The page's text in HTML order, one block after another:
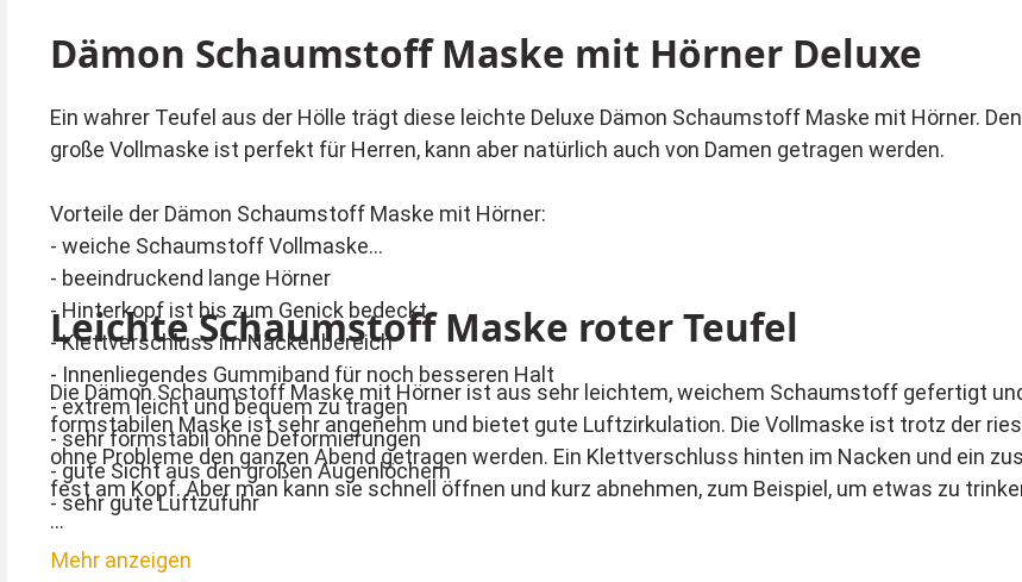
Dämon Schaumstoff Maske mit Hörner Deluxe
Ein wahrer Teufel aus der Hölle trägt diese leichte Deluxe Dämon Schaumstoff Maske mit Hörner.
große Vollmaske ist perfekt für Herren, kann aber natürlich auch von Damen getragen werden.
Vorteile der Dämon Schaumstoff Maske mit Hörner:
- weiche Schaumstoff Vollmaske
- beeindruckend lange Hörner
- Hinterkopf ist bis zum Genick bedeckt
- Klettverschluss im Nackenbereich
- Innenliegendes Gummiband für noch besseren Halt
- extrem leicht und bequem zu tragen
- sehr formstabil ohne Deformierungen
- gute Sicht aus den großen Augenlöchern
- sehr gute Luftzufuhr
Leichte Schaumstoff Maske roter Teufel
Die Dämon Schaumstoff Maske mit Hörner ist aus sehr leichtem, weichem Schaumstoff gefertigt
formstabilen Maske ist sehr angenehm und bietet gute Luftzirkulation. Die Vollmaske ist trotz der
ohne Probleme den ganzen Abend getragen werden. Ein Klettverschluss hinten im Nacken und ein
fest am Kopf. Aber man kann sie schnell öffnen und kurz abnehmen, zum Beispiel, um etwas zu
Das außergewöhnlich schöne Design und die stilvollen Details werden Sie begeistern. Der gepresste
Mehr anzeigen